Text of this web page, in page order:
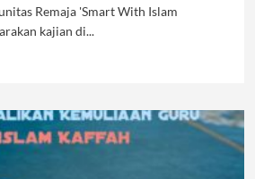
Remaja 'Smart With Islam
kajian di...